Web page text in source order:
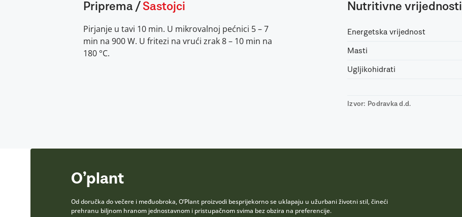
Priprema / Sastojci
Pirjanje u tavi 10 min. U mikrovalnoj pećnici 5 – 7
min na 900 W. U fritezi na vrući zrak 8 – 10 min na
180 °C.
Nutritivne vrijednosti
Energetska vrijednost
Masti
Ugljikohidrati
Izvor: Podravka d.d.
O’plant
Od doručka do večere i međuobroka, O’Plant proizvodi besprijekorno se uklapaju u užurbani životni stil, čineći
prehranu biljnom hranom jednostavnom i pristupačnom svima bez obzira na preferencije.